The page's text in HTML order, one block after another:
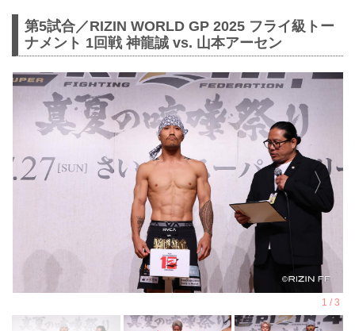
第5試合／RIZIN WORLD GP 2025 フライ級トー
ナメント 1回戦 神龍誠 vs. 山本アーセン